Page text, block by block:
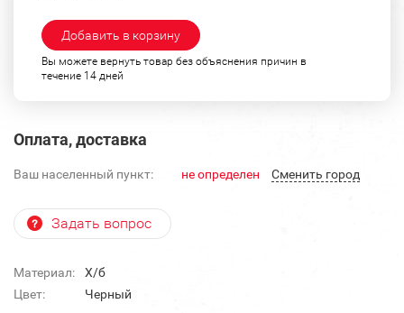
Добавить в корзину
Вы можете вернуть товар без объяснения причин в
течение 14 дней
Оплата, доставка
Ваш населенный пункт: не определен Cменить город
Задать вопрос
Материал:
Х/б
Цвет:
Черный